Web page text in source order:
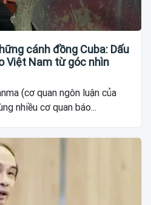
cánh đồng Cuba: Dấu
Việt Nam từ góc nhìn
(cơ quan ngôn luận của
nhiều cơ quan báo...